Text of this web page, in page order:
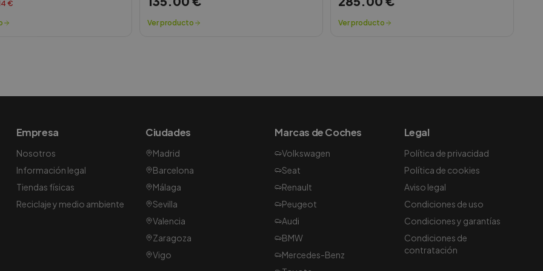
€
Ver producto Ver producto
Empresa
Nosotros
Información legal
Tiendas físicas
Reciclaje y medio ambiente
Ciudades
Madrid
Barcelona
Málaga
Sevilla
Valencia
Zaragoza
Vigo
Marcas de Coches
Volkswagen
Seat
Renault
Peugeot
Audi
BMW
Mercedes-Benz
Legal
Política de privacidad
Política de cookies
Aviso legal
Condiciones de uso
Condiciones y garantías
Condiciones de
contratación